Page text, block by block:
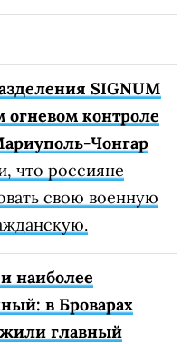
SIGNUM
огневом контроле
Чонгар
что россияне
свою военную
наиболее
в Броварах
главный